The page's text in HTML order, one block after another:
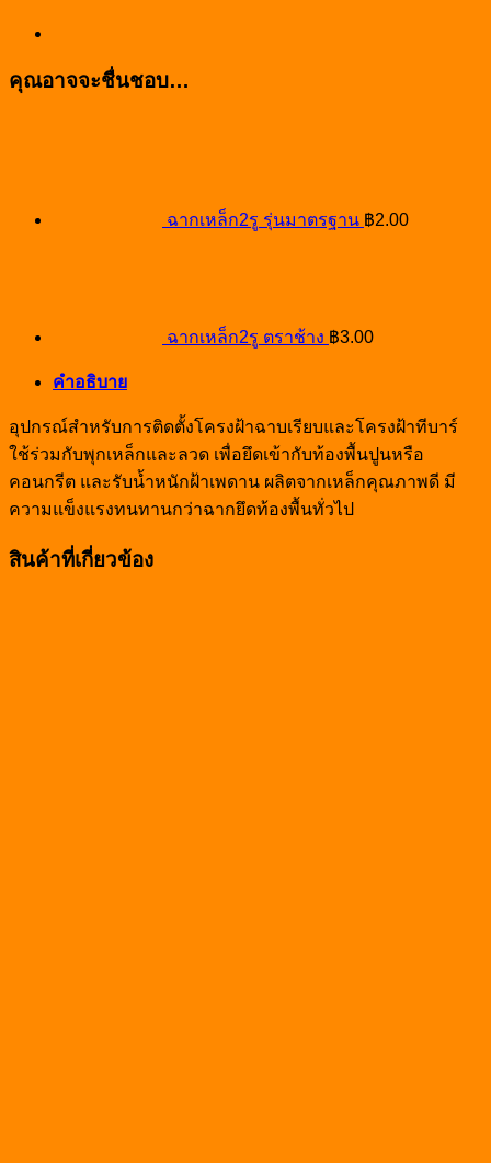
คุณอาจจะชื่นชอบ…
ฉากเหล็ก2รู รุ่นมาตรฐาน ฿2.00
ฉากเหล็ก2รู ตราช้าง ฿3.00
คำอธิบาย
อุปกรณ์สำหรับการติดตั้งโครงฝ้าฉาบเรียบและโครงฝ้าทีบาร์
ใช้ร่วมกับพุกเหล็กและลวด เพื่อยึดเข้ากับท้องพื้นปูนหรือ
คอนกรีต และรับน้ำหนักฝ้าเพดาน ผลิตจากเหล็กคุณภาพดี มี
ความแข็งแรงทนทานกว่าฉากยึดท้องพื้นทั่วไป
สินค้าที่เกี่ยวข้อง